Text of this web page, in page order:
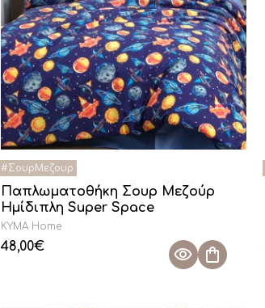
Παπλωματοθήκη Σουρ Μεζούρ
Ημίδιπλη Super Space
KYMA Home
48,00€